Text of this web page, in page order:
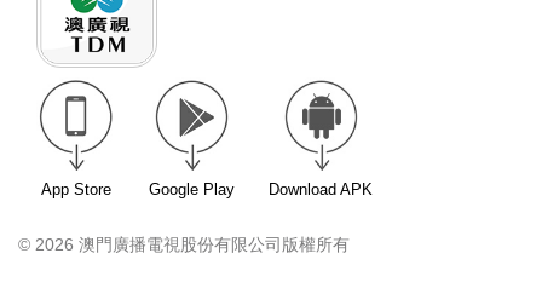
App Store Google Play Download APK
© 2026 澳門廣播電視股份有限公司版權所有